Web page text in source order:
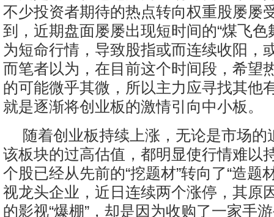
不少投资者期待的热点转向权重股屡屡
到，近期盘面屡屡出现短时间的“煤飞色
为短命行情，导致股指或而连续收阳，
而笔者以为，在目前这个时间段，希望
的可能微乎其微，所以主力应寻找其他
就是逐渐将创业板的激情引向中小板。
随着创业板持续上涨，无论是市场的
该板块的过高估值，都明显使行情难以
个股已经从先前的“挖题材”转向了“造题
视龙头企业，近日连续两个涨停，其原
的影视“爆棚”，却是因为收购了一家手